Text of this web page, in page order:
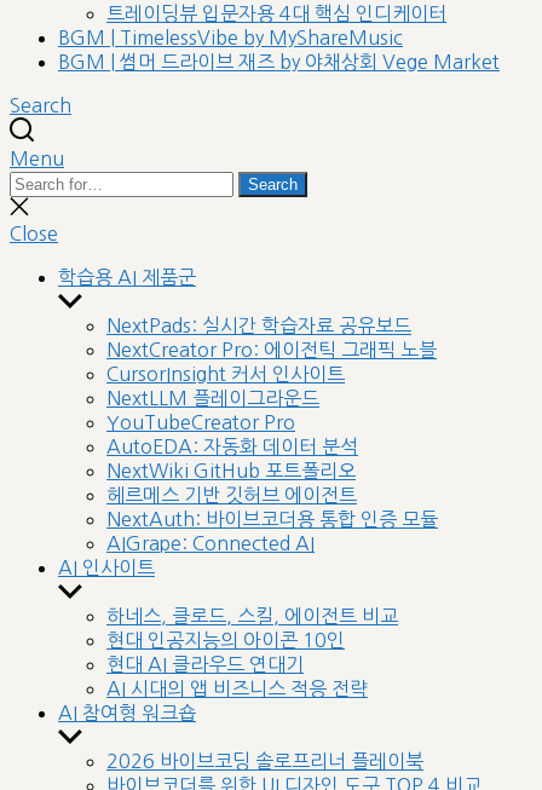
트레이딩뷰 입문자용 4대 핵심 인디케이터
BGM | TimelessVibe by MyShareMusic
BGM | 썸머 드라이브 재즈 by 야채상회 Vege Market
Search
Menu
Search
for:
Search
Close
search
Close
학습용 AI 제품군
Show
sub
menu
NextPads: 실시간 학습자료 공유보드
NextCreator Pro: 에이전틱 그래픽 노블
CursorInsight 커서 인사이트
NextLLM 플레이그라운드
YouTubeCreator Pro
AutoEDA: 자동화 데이터 분석
NextWiki GitHub 포트폴리오
헤르메스 기반 깃허브 에이전트
NextAuth: 바이브코더용 통합 인증 모듈
AIGrape: Connected AI
AI 인사이트
Show
sub
menu
하네스, 클로드, 스킬, 에이전트 비교
현대 인공지능의 아이콘 10인
현대 AI 클라우드 연대기
AI 시대의 앱 비즈니스 적응 전략
AI 참여형 워크숍
Show
sub
menu
2026 바이브코딩 솔로프리너 플레이북
바이브코더를 위한 UI 디자인 도구 TOP 4 비교